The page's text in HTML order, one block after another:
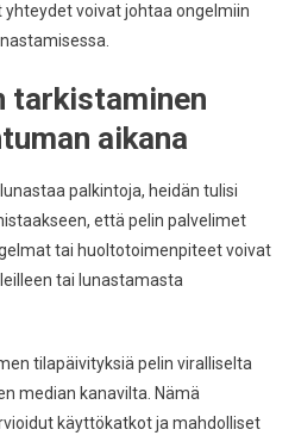
voivat johtaa ongelmiin
tarkistaminen
aikana
palkintoja, heidän tulisi
että pelin palvelimet
tai huoltotoimenpiteet voivat
tai lunastamasta
tilapäivityksiä pelin viralliselta
median kanavilta. Nämä
käyttökatkot ja mahdolliset